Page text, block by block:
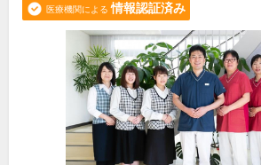
医療機関による 情報認証済み